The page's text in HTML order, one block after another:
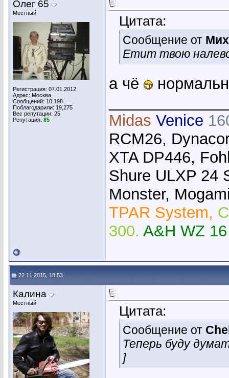
Олег 65
Местный
Регистрация: 07.01.2012
Адрес: Москва
Сообщений: 10,198
Поблагодарили: 19,275
Вес репутации: 25
Репутация: 85
Цитата:
Сообщение от
Етит твою
а чё
Midas Venice
RCM26,
XTA DP446,
Shure ULXP 24
Monster,
TPAR System,
300. A&H WZ
22.11.2015, 18:53
Калина
Местный
Цитата:
Сообщение от
Теперь буду
]